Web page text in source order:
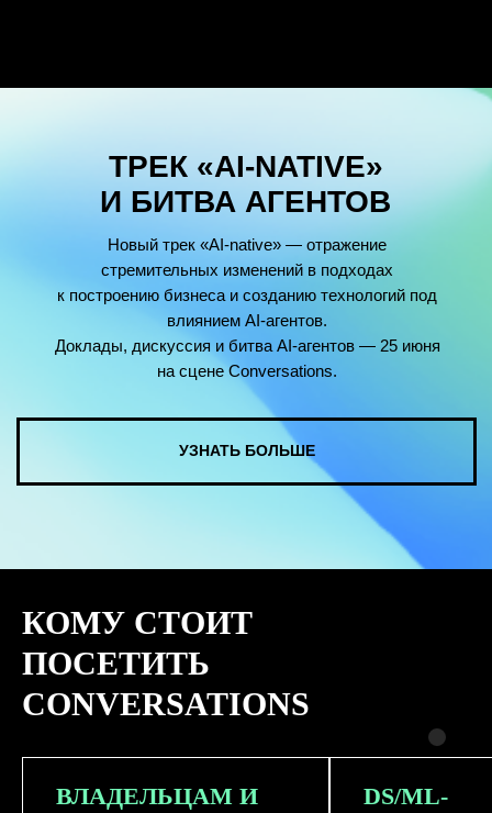
КОМУ СТОИТ
ПОСЕТИТЬ
CONVERSATIONS
ВЛАДЕЛЬЦАМ И
DS/ML-